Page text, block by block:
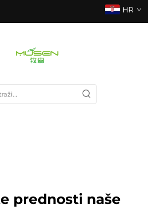
HR
prednosti naše